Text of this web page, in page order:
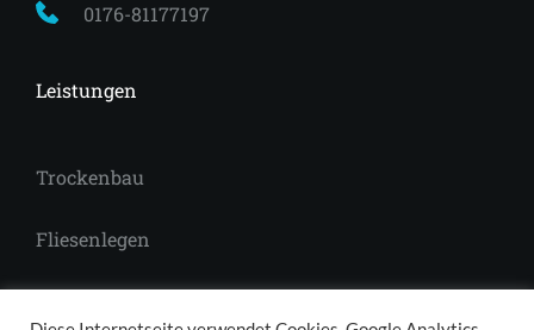
0176-81177197
Leistungen
Trockenbau
Fliesenlegen